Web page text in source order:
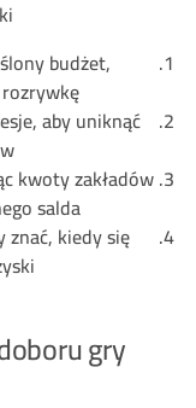
budżet,
aby uniknąć
kwoty zakładów
salda.
kiedy się
gry